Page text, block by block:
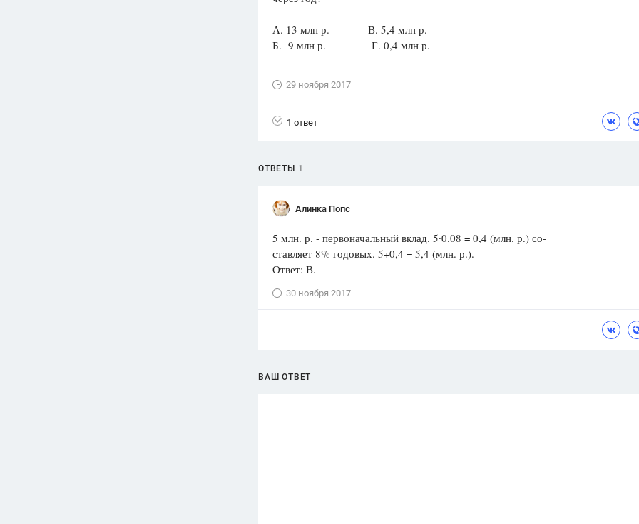
Вузы
ответа
1551 ответ
А. 13 млн р. В. 5,4 млн р.
Б. 9 млн р. Г. 0,4 млн р.
29 ноября 2017
1 ответ
ОТВЕТЫ 1
Алинка Попс
5 млн. р. - первоначальный вклад. 5∙0.08 = 0,4 (млн. р.) со-
ставляет 8% годовых. 5+0,4 = 5,4 (млн. р.).
Ответ: В.
30 ноября 2017
ВАШ ОТВЕТ